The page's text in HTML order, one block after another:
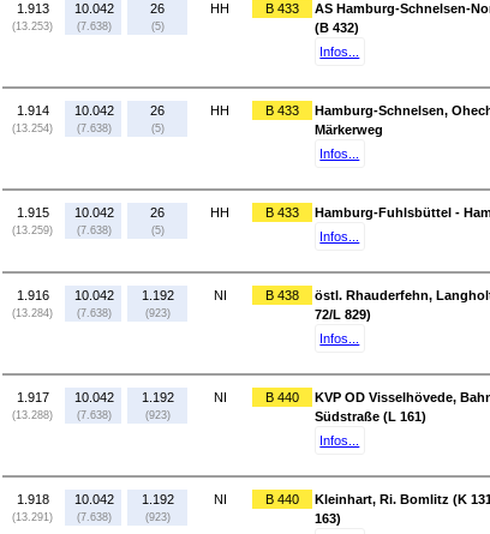
1.913
(13.253)
10.042
(7.638)
26
(5)
HH B 433
AS Hamburg-Schnelsen-
(B 432)
Infos...
1.914
(13.254)
10.042
(7.638)
26
(5)
HH B 433
Hamburg-Schnelsen,
Märkerweg
Infos...
1.915
(13.259)
10.042
(7.638)
26
(5)
HH B 433
Hamburg-Fuhlsbüttel -
Infos...
1.916
(13.284)
10.042
(7.638)
1.192
(923)
NI B 438
östl. Rhauderfehn,
72/L 829)
Infos...
1.917
(13.288)
10.042
(7.638)
1.192
(923)
NI B 440
KVP OD Visselhövede,
Südstraße (L 161)
Infos...
1.918
(13.291)
10.042
(7.638)
1.192
(923)
NI B 440
Kleinhart, Ri. Bomlitz (K
163)